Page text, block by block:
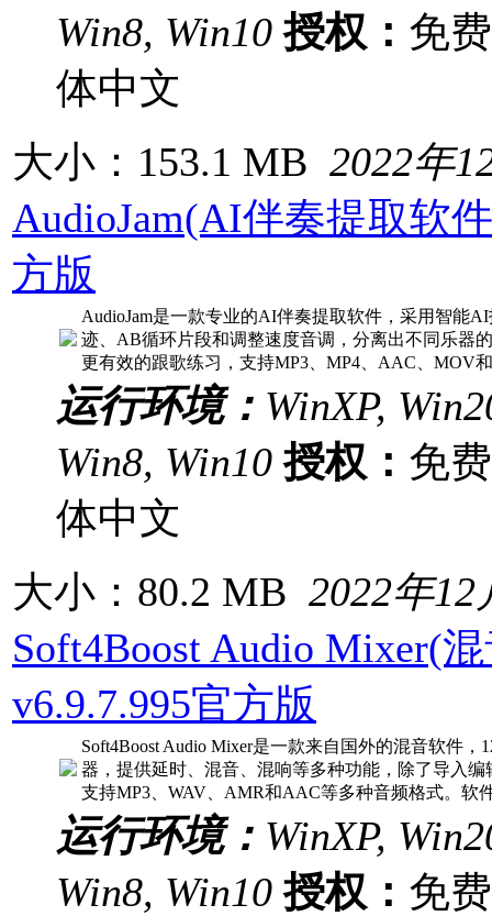
Win8, Win10 授权： 免
体中文
大小：153.1 MB 2022年
AudioJam(AI伴奏提取软
方版
AudioJam是一款专业的AI伴奏提取软件，采用智能
迹、AB循环片段和调整速度音调，分离出不同乐器
更有效的跟歌练习，支持MP3、MP4、AAC、MOV
运行环境： WinXP,
Win8, Win10 授权： 免
体中文
大小：80.2 MB 2022年12
Soft4Boost Audio Mixer(
v6.9.7.995官方版
Soft4Boost Audio Mixer是一款来自国外的混音软件
器，提供延时、混音、混响等多种功能，除了导入
支持MP3、WAV、AMR和AAC等多种音频格式。软
运行环境： WinXP,
Win8, Win10 授权： 免